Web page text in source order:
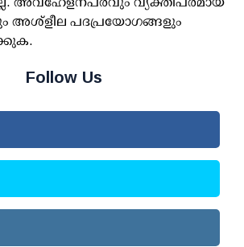
അശ്‌ളീല പദപ്രയോഗങ്ങളും
Follow Us